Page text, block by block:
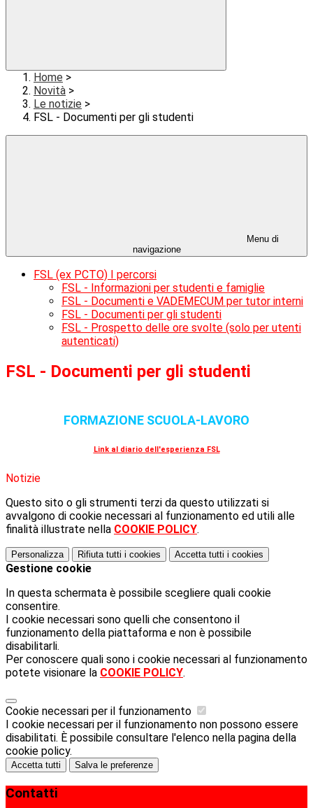
Home >
Novità >
Le notizie >
FSL - Documenti per gli studenti
Menu di
navigazione
FSL (ex PCTO) I percorsi
FSL - Informazioni per studenti e famiglie
FSL - Documenti e VADEMECUM per tutor interni
FSL - Documenti per gli studenti
FSL - Prospetto delle ore svolte (solo per utenti
autenticati)
FSL - Documenti per gli studenti
FORMAZIONE SCUOLA-LAVORO
Link al diario dell'esperienza FSL
Notizie
Questo sito o gli strumenti terzi da questo utilizzati si
avvalgono di cookie necessari al funzionamento ed utili alle
finalità illustrate nella COOKIE POLICY.
Personalizza Rifiuta tutti i cookies Accetta tutti i cookies
Gestione cookie
In questa schermata è possibile scegliere quali cookie
consentire.
I cookie necessari sono quelli che consentono il
funzionamento della piattaforma e non è possibile
disabilitarli.
Per conoscere quali sono i cookie necessari al funzionamento
potete visionare la COOKIE POLICY.
Cookie necessari per il funzionamento
I cookie necessari per il funzionamento non possono essere
disabilitati. È possibile consultare l'elenco nella pagina della
cookie policy.
Accetta tutti Salva le preferenze
Contatti